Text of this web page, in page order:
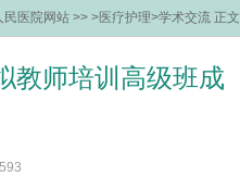
民医院网站 >> >医疗护理>学术交流 正文
师培训高级班成